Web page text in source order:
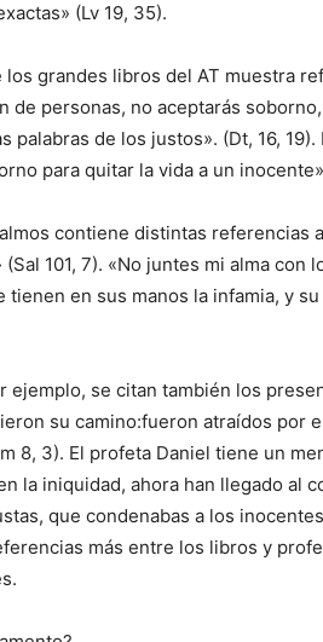
(Lv 19, 35).
grandes libros del AT muestra
de personas, no aceptarás
palabras de los justos». (Dt, 16,
para quitar la vida a un
contiene distintas referencias
101, 7). «No juntes mi alma con
tienen en sus manos la infamia, y
ejemplo, se citan también los
su camino:fueron atraídos por
8, 3). El profeta Daniel tiene un
la iniquidad, ahora han llegado al
que condenabas a los
más entre los libros y